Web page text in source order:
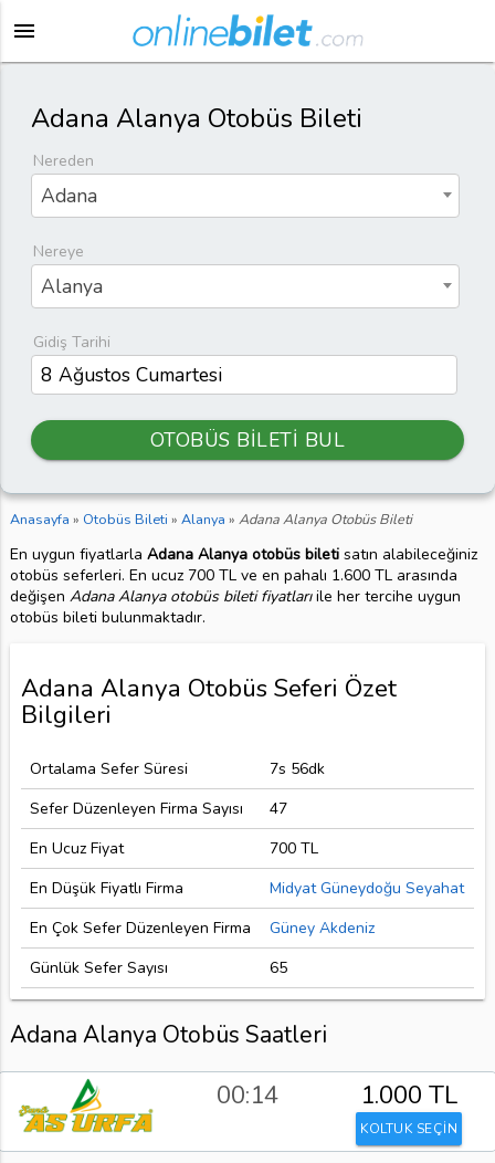
menu
Adana Alanya Otobüs Bileti
Nereden
Adana
Nereye
Alanya
Gidiş Tarihi
OTOBÜS BİLETİ BUL
Anasayfa » Otobüs Bileti » Alanya » Adana Alanya Otobüs Bileti
En uygun fiyatlarla Adana Alanya otobüs biletisatın alabileceğiniz
otobüs seferleri. En ucuz 700 TL ve en pahalı 1.600 TL arasında
değişen Adana Alanya otobüs bileti fiyatlarıile her tercihe uygun
otobüs bileti bulunmaktadır.
Adana Alanya Otobüs Seferi Özet
Bilgileri
Ortalama Sefer Süresi
7s 56dk
Sefer Düzenleyen Firma Sayısı
47
En Ucuz Fiyat
700 TL
En Düşük Fiyatlı Firma
Midyat Güneydoğu Seyahat
En Çok Sefer Düzenleyen Firma
Güney Akdeniz
Günlük Sefer Sayısı
65
Adana Alanya Otobüs Saatleri
00:14 1.000 TL
KOLTUK SEÇİN